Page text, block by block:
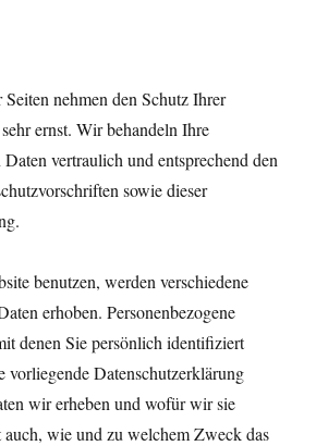
nehmen den Schutz Ihrer
ernst. Wir behandeln Ihre
Daten vertraulich und entsprechend den
sowie dieser
benutzen, werden verschiedene
erhoben. Personenbezogene
denen Sie persönlich identifiziert
vorliegende Datenschutzerklärung
wir erheben und wofür wir sie
auch, wie und zu welchem Zweck das